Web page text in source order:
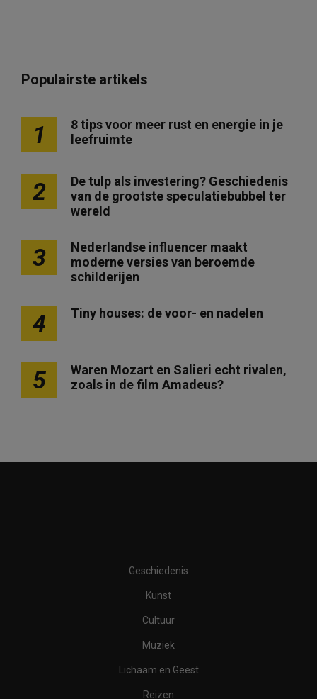
Populairste artikels
1
8 tips voor meer rust en energie in je
leefruimte
2
De tulp als investering? Geschiedenis
van de grootste speculatiebubbel ter
wereld
3
Nederlandse influencer maakt
moderne versies van beroemde
schilderijen
4 Tiny houses: de voor- en nadelen
5
Waren Mozart en Salieri echt rivalen,
zoals in de film Amadeus?
Geschiedenis
Kunst
Cultuur
Muziek
Lichaam en Geest
Reizen